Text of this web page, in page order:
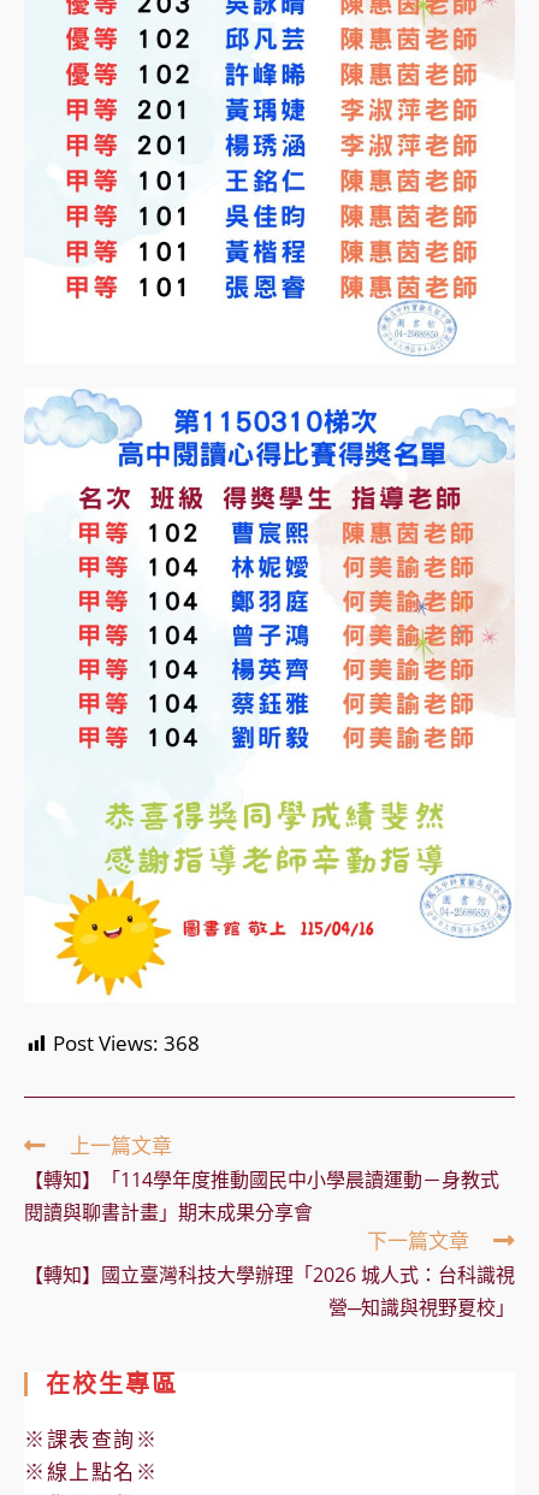
Post Views: 368
Read
more
articles
上一篇文章
【轉知】「114學年度推動國民中小學晨讀運動－身教式
閱讀與聊書計畫」期末成果分享會
下一篇文章
【轉知】國立臺灣科技大學辦理「2026 城人式：台科識視
營─知識與視野夏校」
在校生專區
※課表查詢※
※線上點名※